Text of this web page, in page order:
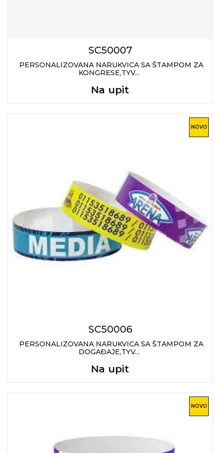
OKOVRATNE ID TRAKICE
PRIBOR ZA PISANJE
NARUKVICE ZA ŽURKE I
DOGAĐAJE
ID PLOČICA
PRIVESCI & ALATI
SC50007
PERSONALIZOVANA NARUKVICA SA ŠTAMPOM ZA
KONGRESE,TYV...
Na upit
NOVO
SC50006
PERSONALIZOVANA NARUKVICA SA ŠTAMPOM ZA
DOGAĐAJE,TYV...
Na upit
NOVO